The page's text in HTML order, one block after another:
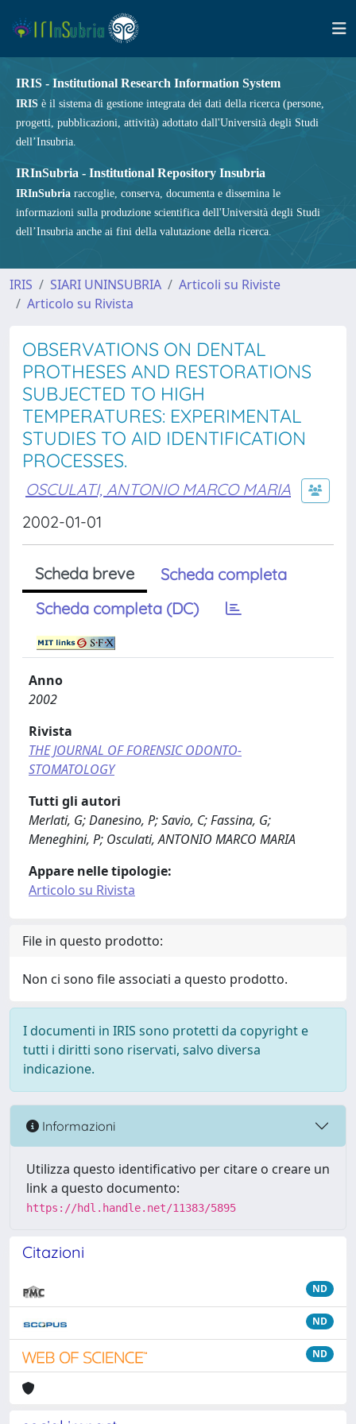
IRIS - Institutional Research Information System
IRIS è il sistema di gestione integrata dei dati della ricerca (persone,
progetti, pubblicazioni, attività) adottato dall'Università degli Studi
dell’Insubria.
IRInSubria - Institutional Repository Insubria
IRInSubria raccoglie, conserva, documenta e dissemina le
informazioni sulla produzione scientifica dell'Università degli Studi
dell’Insubria anche ai fini della valutazione della ricerca.
IRIS SIARI UNINSUBRIA
Articoli su Riviste
Articolo su Rivista
OBSERVATIONS ON DENTAL
PROTHESES AND RESTORATIONS
SUBJECTED TO HIGH
TEMPERATURES: EXPERIMENTAL
STUDIES TO AID IDENTIFICATION
PROCESSES.
OSCULATI, ANTONIO MARCO MARIA
2002-01-01
Scheda breve
Scheda completa
Scheda completa (DC)
Anno
2002
Rivista
THE JOURNAL OF FORENSIC ODONTO-
STOMATOLOGY
Tutti gli autori
Merlati, G; Danesino, P; Savio, C; Fassina, G;
Meneghini, P; Osculati, ANTONIO MARCO MARIA
Appare nelle tipologie:
Articolo su Rivista
File in questo prodotto:
Non ci sono file associati a questo prodotto.
I documenti in IRIS sono protetti da copyright e
tutti i diritti sono riservati, salvo diversa
indicazione.
Informazioni
Utilizza questo identificativo per citare o creare un
link a questo documento:
https://hdl.handle.net/11383/5895
Citazioni
ND
ND
ND